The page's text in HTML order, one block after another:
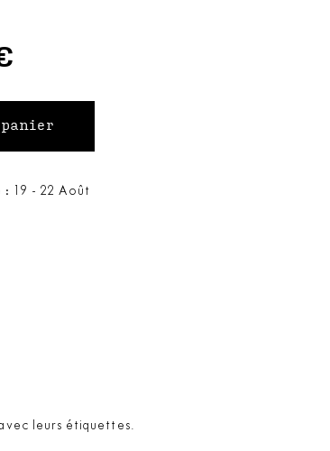
: 19 - 22 Août
leurs étiquettes.